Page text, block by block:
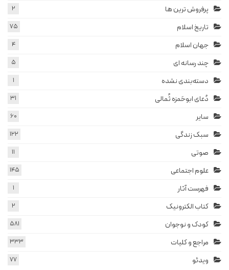
پرفروش ترین ها 2
تاریخ اسلام 75
جهان اسلام 4
چند رسانه ای 5
دسته‌بندی نشده 1
دُعای ابوحَمزه ثُمالی 31
سایر 60
سبک زندگی 122
صوتی 11
علوم اجتماعی 145
فهرست آثار 1
کتاب الکترونیک 2
کودک و نوجوان 581
مراجع و کلیات 333
ویدئو 77